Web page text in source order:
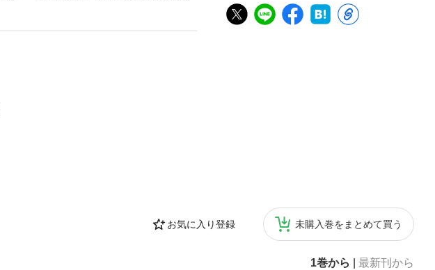
お気に入り登録 未購入巻をまとめて買う
1巻から 最新刊から